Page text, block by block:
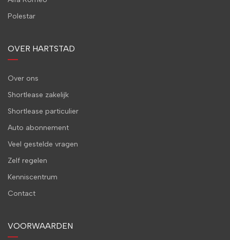
Polestar
OVER HARTSTAD
Over ons
Shortlease zakelijk
Shortlease particulier
Auto abonnement
Veel gestelde vragen
Zelf regelen
Kenniscentrum
Contact
VOORWAARDEN